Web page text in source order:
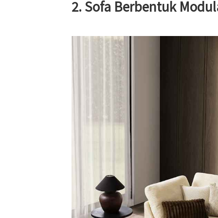
2. Sofa Berbentuk